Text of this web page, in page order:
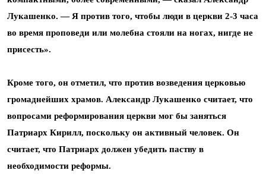
Лукашенко. — Я против того, чтобы люди в церкви 2-3 часа
во время проповеди или молебна стояли на ногах, нигде не
присесть».
Кроме того, он отметил, что против возведения церковью
громаднейших храмов. Александр Лукашенко считает, что
вопросами реформирования церкви мог бы заняться
Патриарх Кирилл, поскольку он активный человек. Он
считает, что Патриарх должен убедить паству в
необходимости реформы.